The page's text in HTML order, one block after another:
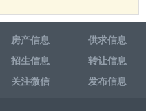
房产信息
供求信息
招生信息
转让信息
关注微信 发布信息